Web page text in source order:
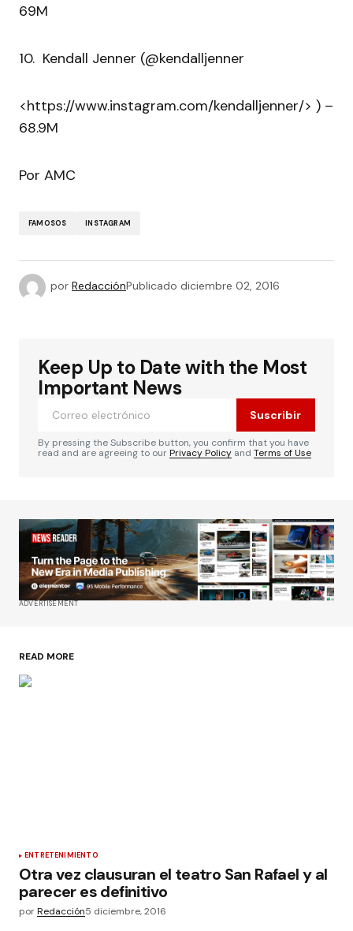
69M
10. Kendall Jenner (@kendalljenner
<https://www.instagram.com/kendalljenner/> ) –
68.9M
Por AMC
FAMOSOS INSTAGRAM
por RedacciónPublicado diciembre 02, 2016
Keep Up to Date with the Most
Important News
Suscribir
By pressing the Subscribe button, you confirm that you have
read and are agreeing to ourPrivacy Policy and Terms of Use
ADVERTISEMENT
READ MORE
ENTRETENIMIENTO
Otra vez clausuran el teatro San Rafael y al
parecer es definitivo
porRedacción5 diciembre, 2016